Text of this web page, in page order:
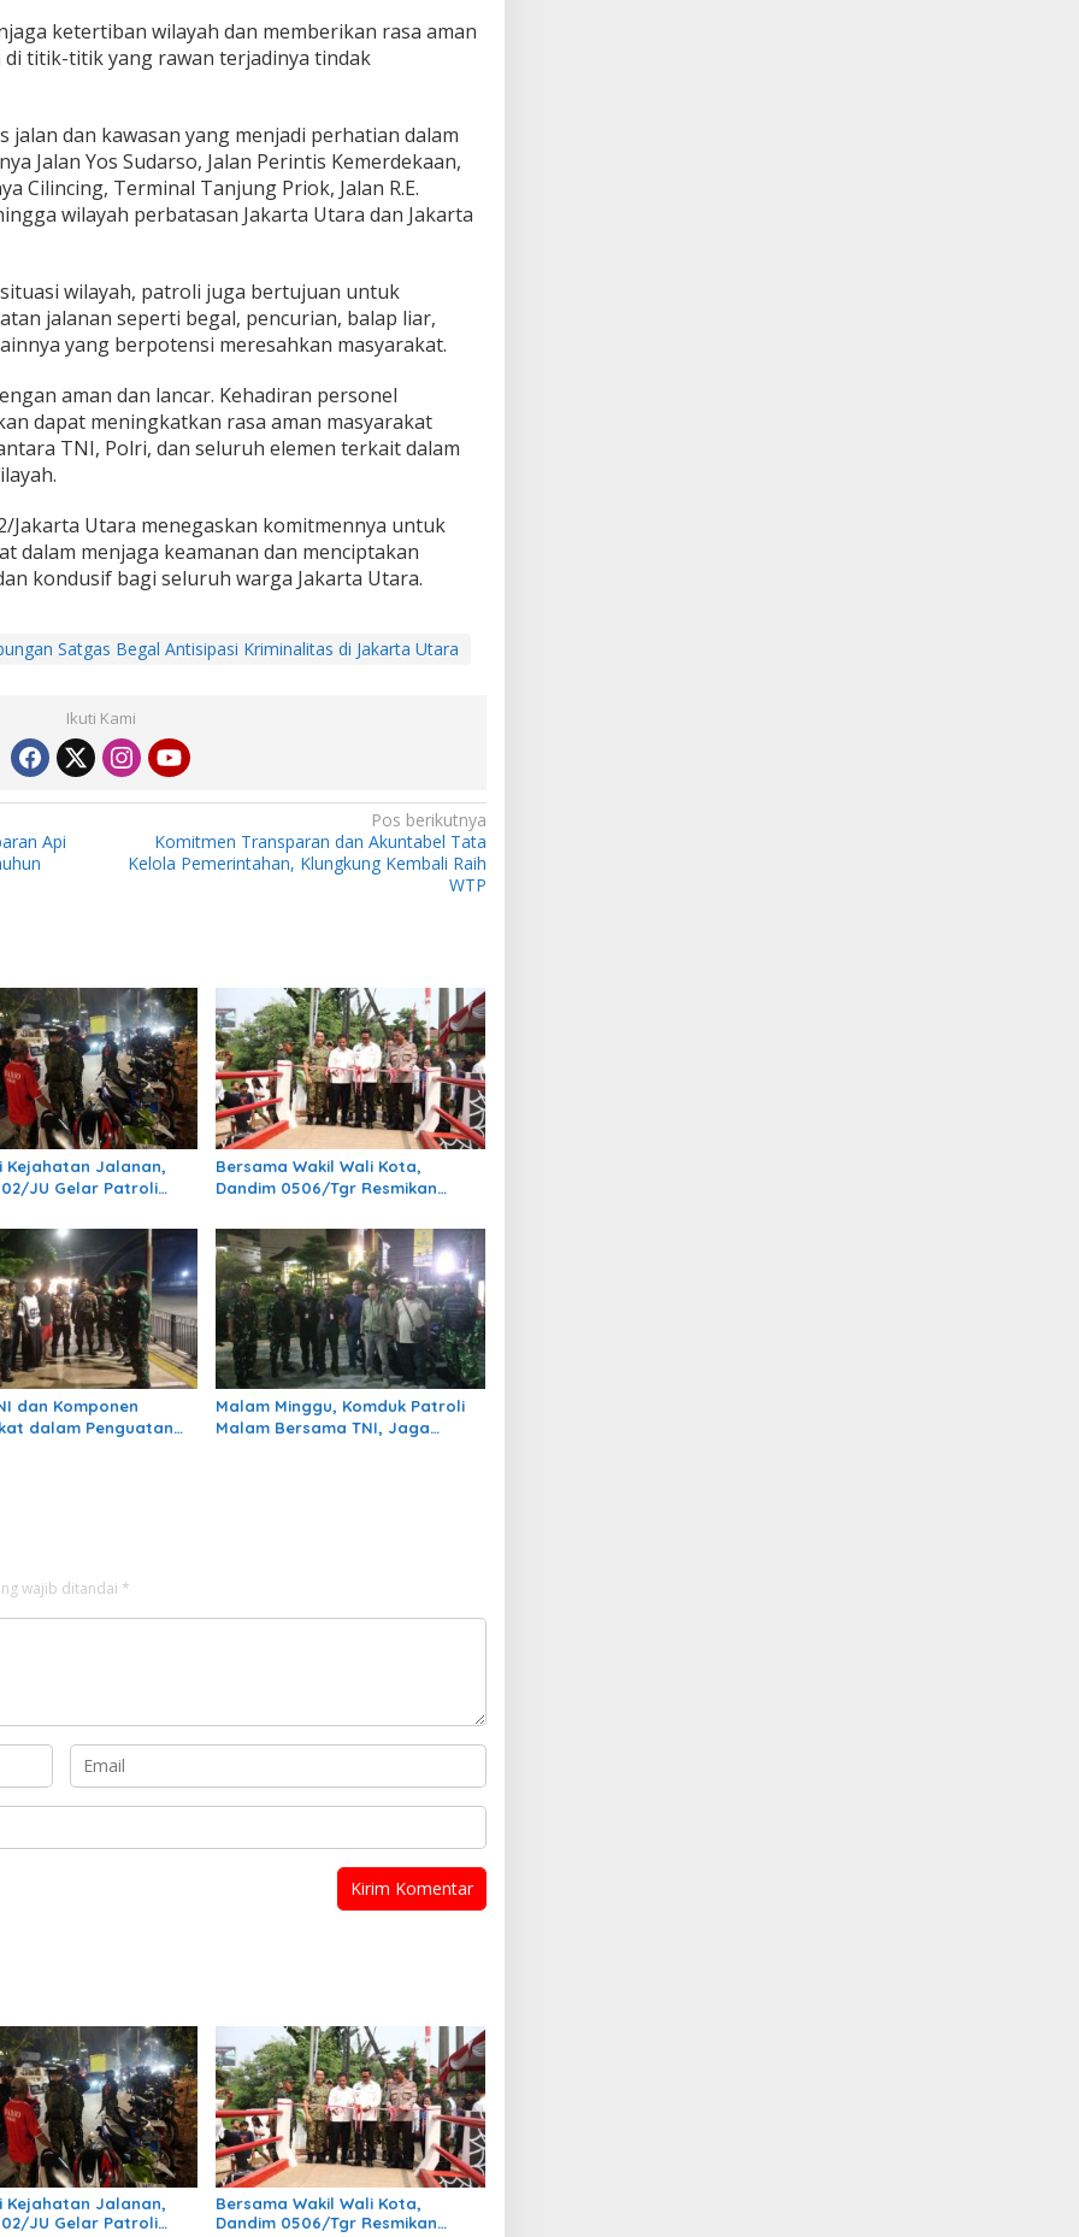
ketertiban wilayah dan memberikan rasa aman
di titik-titik yang rawan terjadinya tindak
jalan dan kawasan yang menjadi perhatian dalam
Jalan Yos Sudarso, Jalan Perintis Kemerdekaan,
Cilincing, Terminal Tanjung Priok, Jalan R.E.
wilayah perbatasan Jakarta Utara dan Jakarta
wilayah, patroli juga bertujuan untuk
jalanan seperti begal, pencurian, balap liar,
yang berpotensi meresahkan masyarakat.
aman dan lancar. Kehadiran personel
dapat meningkatkan rasa aman masyarakat
TNI, Polri, dan seluruh elemen terkait dalam
Jakarta Utara menegaskan komitmennya untuk
dalam menjaga keamanan dan menciptakan
kondusif bagi seluruh warga Jakarta Utara.
Satgas Begal Antisipasi Kriminalitas di Jakarta Utara
Ikuti Kami
Api
Pos berikutnya
Komitmen Transparan dan Akuntabel Tata
Kelola Pemerintahan, Klungkung Kembali Raih
WTP
Kejahatan Jalanan,
JU Gelar Patroli
Bersama Wakil Wali Kota,
Dandim 0506/Tgr Resmikan
dan Komponen
dalam Penguatan
Malam Minggu, Komduk Patroli
Malam Bersama TNI, Jaga
wajib ditandai *
Kejahatan Jalanan,
JU Gelar Patroli
Bersama Wakil Wali Kota,
Dandim 0506/Tgr Resmikan